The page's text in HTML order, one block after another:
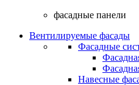
фасадные панели
Вентилируемые фасады
Фасадные
Навесные